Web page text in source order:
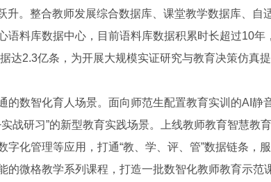
升。整合教师发展综合数据库、课堂教学数据库、自
语料库数据中心，目前语料库数据积累时长超过10年
达2.3亿条，为开展大规模实证研究与教育决策仿真提
数智化育人场景。面向师范生配置教育实训的AI静
战研习”的新型教育实践场景。上线教师教育智慧教
字化管理等应用，打通“教、学、评、管”数据链条，
的微格教学系列课程，打造一批数智化教师教育示范